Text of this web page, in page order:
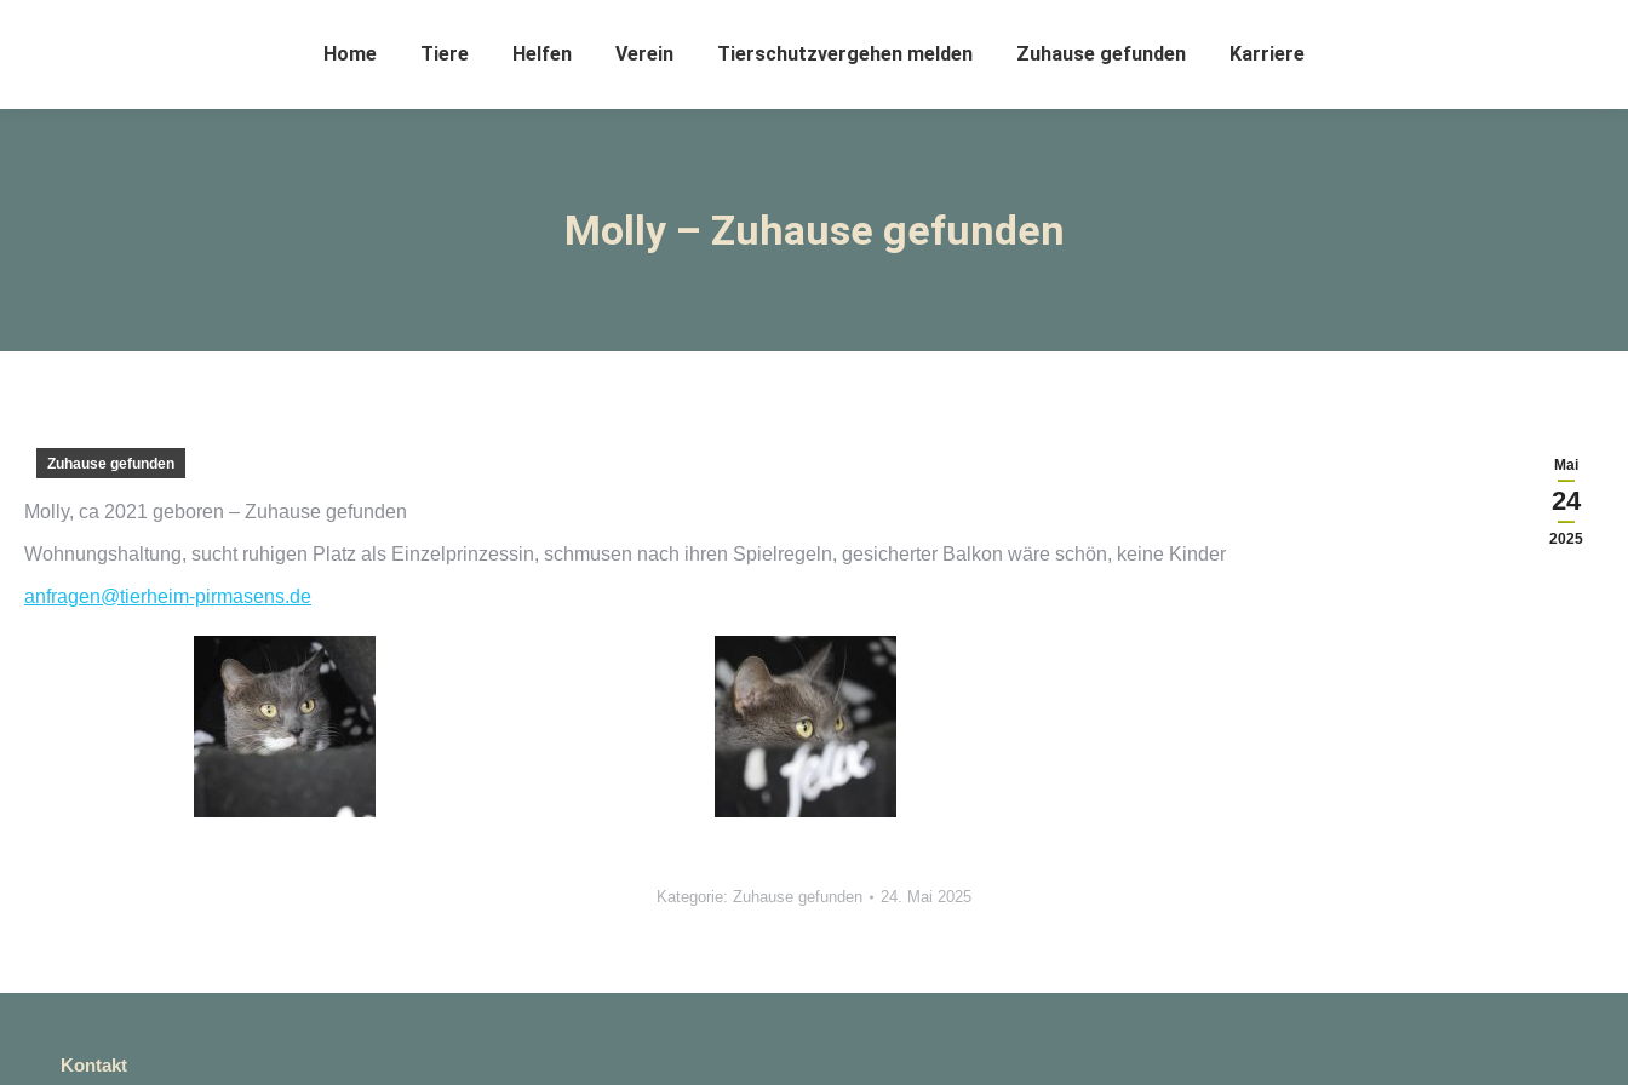
Home Tiere Helfen Verein Tierschutzvergehen melden Zuhause gefunden Karriere
Molly – Zuhause gefunden
Mai
24
2025
Zuhause gefunden
Molly, ca 2021 geboren – Zuhause gefunden
Wohnungshaltung, sucht ruhigen Platz als Einzelprinzessin, schmusen nach ihren Spielregeln, gesicherter Balkon wäre schön, keine Kinder
anfragen@tierheim-pirmasens.de
Kategorie: Zuhause gefunden 24. Mai 2025
Kontakt